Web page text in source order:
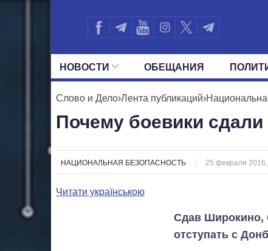
НОВОСТИ ОБЕЩАНИЯ
ВСЕ ПОЛИТИКИ ПРЕЗИДЕНТ И
Слово и Дело›Лента публикаций›
Почему боевики
НАЦИОНАЛЬНАЯ БЕЗОПАСНОСТЬ 25 февраля
Читати українською
Сдав Широкино,
отступать с